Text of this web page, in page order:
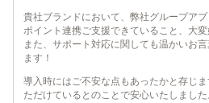
貴社ブランドにおいて、弊社グループア
ポイント連携ご支援できていること、大
また、サポート対応に関しても温かいお
ます！
導入時にはご不安な点もあったかと存じ
ただけているとのことで安心いたしました